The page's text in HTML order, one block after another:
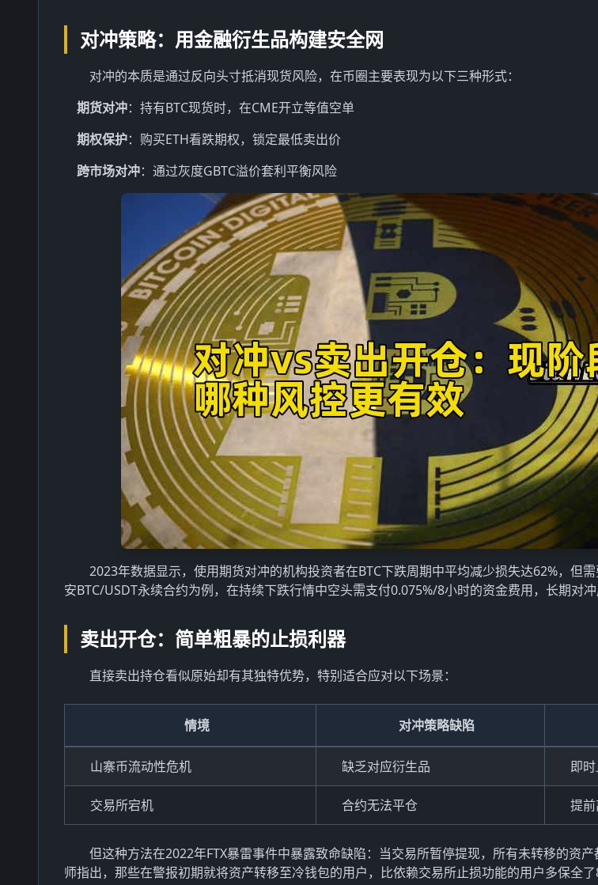
对冲策略：用金融衍生品构建安全网
对冲的本质是通过反向头寸抵消现货风险，在币圈主要表现为以下三种形式：
期货对冲：持有BTC现货时，在CME开立等值空单
期权保护：购买ETH看跌期权，锁定最低卖出价
跨市场对冲：通过灰度GBTC溢价套利平衡风险
2023年数据显示，使用期货对冲的机构投资者在BTC下跌周期中平均减少损失达62%，但
安BTC/USDT永续合约为例，在持续下跌行情中空头需支付0.075%/8小时的资金费用，长期对冲
卖出开仓：简单粗暴的止损利器
直接卖出持仓看似原始却有其独特优势，特别适合应对以下场景：
情境 对冲策略缺陷
山寨币流动性危机 缺乏对应衍生品 即
交易所宕机 合约无法平仓 提
但这种方法在2022年FTX暴雷事件中暴露致命缺陷：当交易所暂停提现，所有未转移的资
师指出，那些在警报初期就将资产转移至冷钱包的用户，比依赖交易所止损功能的用户多保全了